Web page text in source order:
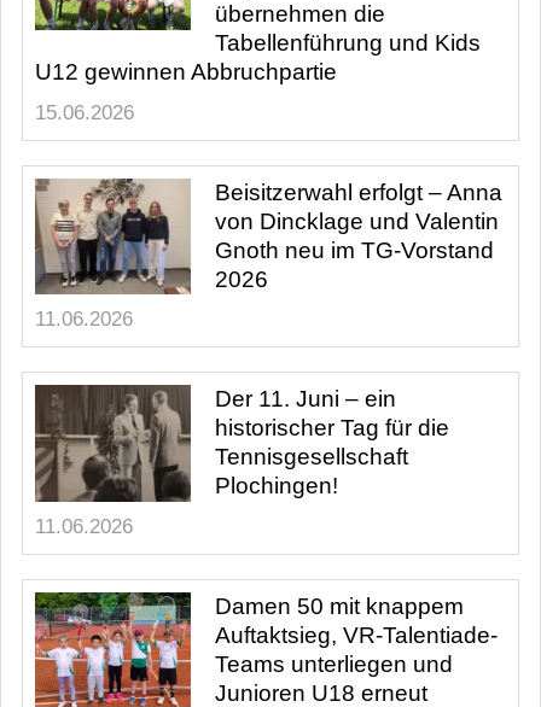
übernehmen die
Tabellenführung und Kids
U12 gewinnen Abbruchpartie
15.06.2026
Beisitzerwahl erfolgt – Anna
von Dincklage und Valentin
Gnoth neu im TG-Vorstand
2026
11.06.2026
Der 11. Juni – ein
historischer Tag für die
Tennisgesellschaft
Plochingen!
11.06.2026
Damen 50 mit knappem
Auftaktsieg, VR-Talentiade-
Teams unterliegen und
Junioren U18 erneut